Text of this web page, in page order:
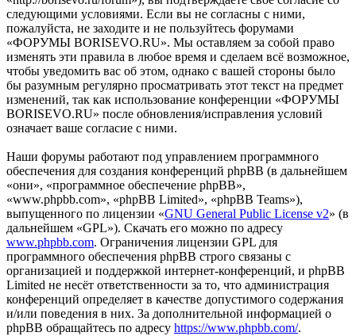
следующими условиями. Если вы не согласны с ними,
пожалуйста, не заходите и не пользуйтесь форумами
«ФОРУМЫ BORISEVO.RU». Мы оставляем за собой право
изменять эти правила в любое время и сделаем всё возможное,
чтобы уведомить вас об этом, однако с вашей стороны было
бы разумным регулярно просматривать этот текст на предмет
изменений, так как использование конференции «ФОРУМЫ
BORISEVO.RU» после обновления/исправления условий
означает ваше согласие с ними.
Наши форумы работают под управлением программного
обеспечения для создания конференций phpBB (в дальнейшем
«они», «программное обеспечение phpBB»,
«www.phpbb.com», «phpBB Limited», «phpBB Teams»),
выпущенного по лицензии «GNU General Public License v2» (в
дальнейшем «GPL»). Скачать его можно по адресу
www.phpbb.com. Ограничения лицензии GPL для
программного обеспечения phpBB строго связаны с
организацией и поддержкой интернет-конференций, и phpBB
Limited не несёт ответственности за то, что администрация
конференций определяет в качестве допустимого содержания
и/или поведения в них. За дополнительной информацией о
phpBB обращайтесь по адресу https://www.phpbb.com/.